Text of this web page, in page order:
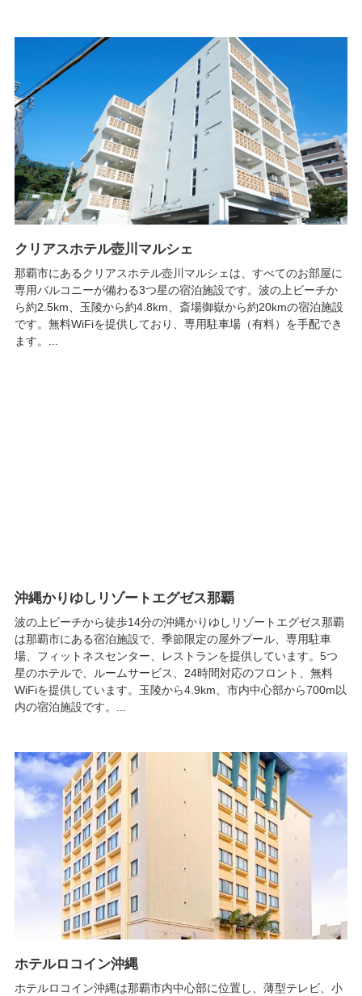
クリアスホテル壺川マルシェ
那覇市にあるクリアスホテル壺川マルシェは、すべてのお部屋に
専用バルコニーが備わる3つ星の宿泊施設です。波の上ビーチか
ら約2.5km、玉陵から約4.8km、斎場御嶽から約20kmの宿泊施設
です。無料WiFiを提供しており、専用駐車場（有料）を手配でき
ます。...
沖縄かりゆしリゾートエグゼス那覇
波の上ビーチから徒歩14分の沖縄かりゆしリゾートエグゼス那覇
は那覇市にある宿泊施設で、季節限定の屋外プール、専用駐車
場、フィットネスセンター、レストランを提供しています。5つ
星のホテルで、ルームサービス、24時間対応のフロント、無料
WiFiを提供しています。玉陵から4.9km、市内中心部から700m以
内の宿泊施設です。...
ホテルロコイン沖縄
ホテルロコイン沖縄は那覇市内中心部に位置し、薄型テレビ、小